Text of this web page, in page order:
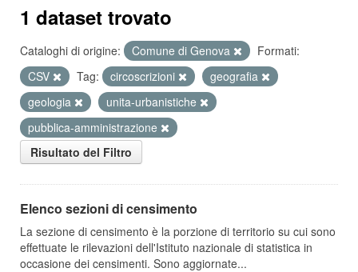
1 dataset trovato
Cataloghi di origine: Comune di Genova
Formati:
CSV
Tag: circoscrizioni
geografia
geologia
unita-urbanistiche
pubblica-amministrazione
Risultato del Filtro
Elenco sezioni di censimento
La sezione di censimento è la porzione di territorio su cui sono
effettuate le rilevazioni dell'Istituto nazionale di statistica in
occasione dei censimenti. Sono aggiornate...